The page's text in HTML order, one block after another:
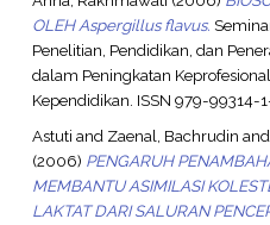
OLEH Aspergillus flavus.
Penelitian, Pendidikan, dan
dalam Peningkatan
Kependidikan. ISSN 979-99314-
Astuti and Zaenal, Bachrudin and
(2006) PENGARUH
MEMBANTU ASIMILASI
LAKTAT DARI SALURAN